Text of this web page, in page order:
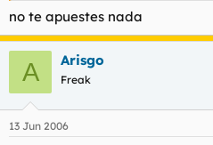
no te apuestes nada
A Arisgo
Freak
13 Jun 2006